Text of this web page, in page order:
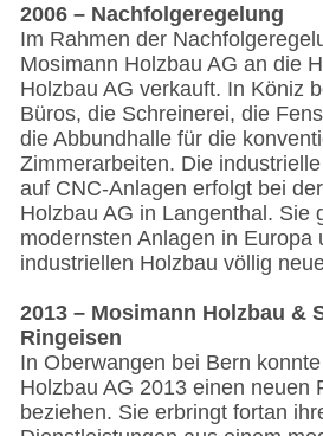
2006 – Nachfolgeregelung
Im Rahmen der
Mosimann Holzbau AG an die
Holzbau AG verkauft. In Köniz
Büros, die Schreinerei, die
die Abbundhalle für die
Zimmerarbeiten. Die
auf CNC-Anlagen erfolgt bei
Holzbau AG in Langenthal. Sie
modernsten Anlagen in Europa
industriellen Holzbau völlig
2013 – Mosimann Holzbau &
Ringeisen
In Oberwangen bei Bern
Holzbau AG 2013 einen neuen
beziehen. Sie erbringt fortan